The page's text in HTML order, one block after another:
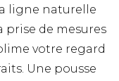
ligne naturelle
prise de mesures
votre regard
Une pousse